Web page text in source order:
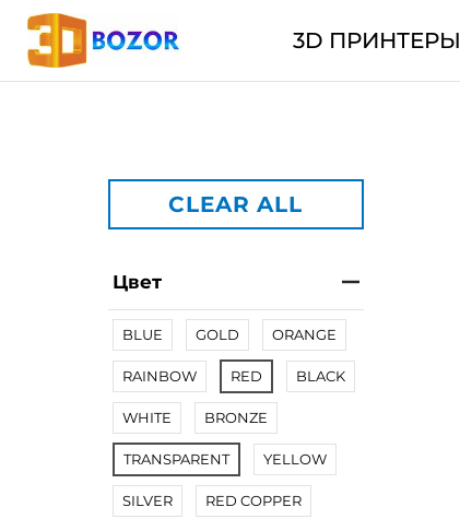
3D ПРИНТЕРЫ
CLEAR ALL
Цвет
BLUE GOLD ORANGE
RAINBOW RED BLACK
WHITE BRONZE
TRANSPARENT YELLOW
SILVER RED COPPER